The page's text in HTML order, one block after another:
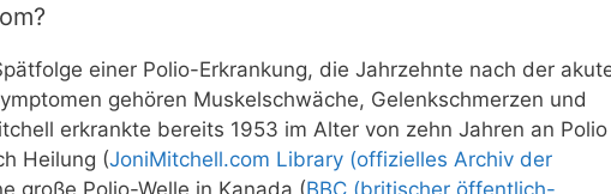
einer Polio-Erkrankung, die Jahrzehnte nach der
gehören Muskelschwäche, Gelenkschmerzen und
erkrankte bereits 1953 im Alter von zehn Jahren an Polio
Heilung (JoniMitchell.com Library (offizielles Archiv der
große Polio-Welle in Kanada (BBC (britischer öffentlich-